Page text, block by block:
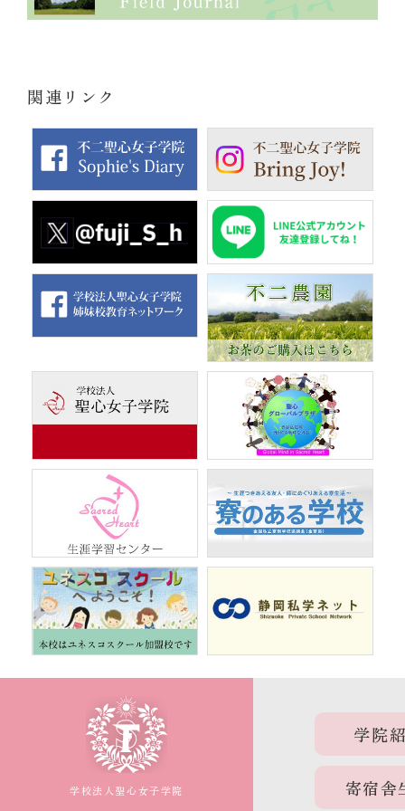
関連リンク
学校法人聖心女子学院
学院
寄宿舎